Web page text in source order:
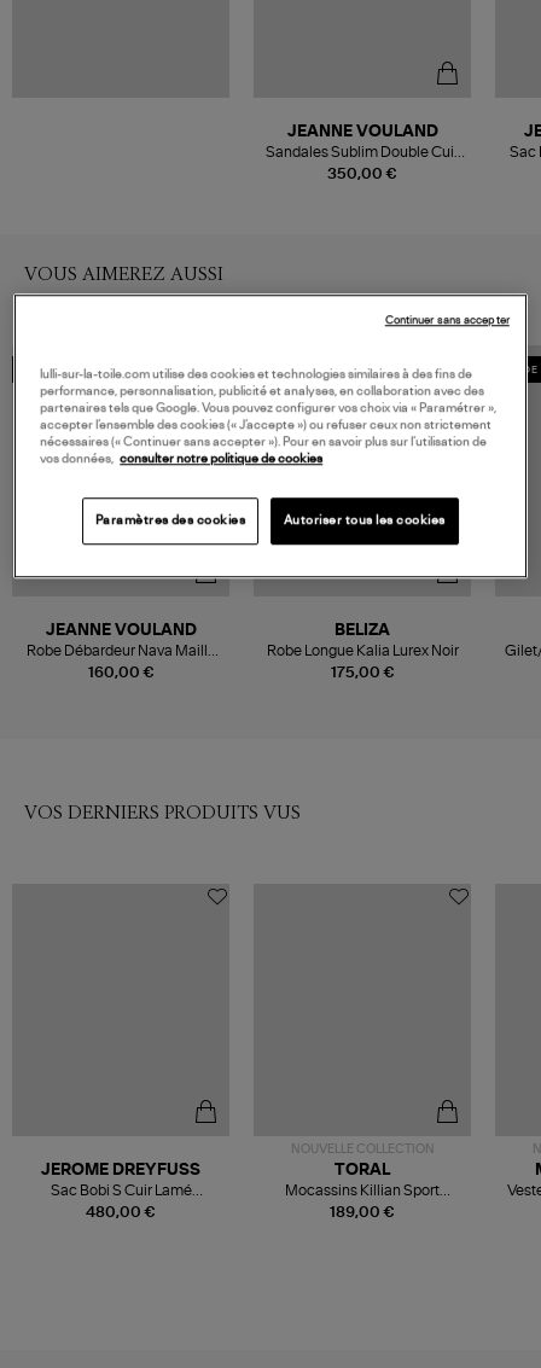
350,00 €
JEANNE VOULAND
Sandales Sublim Double Cuir
Verni Pailleté Coral Blue,
Sac
VOUS AIMEREZ AUSSI
MADE IN EUROPE
160,00 €
JEANNE VOULAND
Robe Débardeur Nava Maille
Cotelé Noir
MADE IN EUROPE
175,00 €
BELIZA
Robe Longue Kalia Lurex Noir
VOS DERNIERS PRODUITS VUS
480,00 €
JEROME DREYFUSS
Sac Bobi S Cuir Lamé
Champagne
NOUVELLE COLLECTION
189,00 €
TORAL
Mocassins Killian Sport
Mousse
lulli-sur-la-toile.com utilise des cookies et technologies similaires à des fins de
performance, personnalisation, publicité et analyses, en collaboration avec des
partenaires tels que Google. Vous pouvez configurer vos choix via « Paramétrer »,
accepter l’ensemble des cookies (« J’accepte ») ou refuser ceux non strictement
nécessaires (« Continuer sans accepter »). Pour en savoir plus sur l’utilisation de
vos données,
consulter notre politique de cookies
Paramètres des cookies Autoriser tous les cookies
Continuer sans accepter